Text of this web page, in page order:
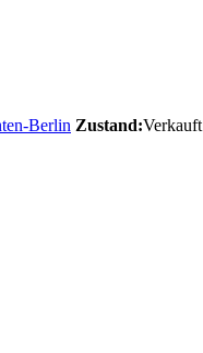
Berlin Zustand:Verkauft